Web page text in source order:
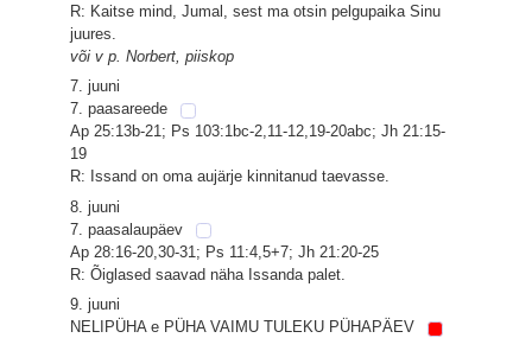
R: Kaitse mind, Jumal, sest ma otsin pelgupaika Sinu
juures.
või v p. Norbert, piiskop
7. juuni
7. paasareede
Ap 25:13b-21; Ps 103:1bc-2,11-12,19-20abc; Jh 21:15-
19
R: Issand on oma aujärje kinnitanud taevasse.
8. juuni
7. paasalaupäev
Ap 28:16-20,30-31; Ps 11:4,5+7; Jh 21:20-25
R: Õiglased saavad näha Issanda palet.
9. juuni
NELIPÜHA e PÜHA VAIMU TULEKU PÜHAPÄEV